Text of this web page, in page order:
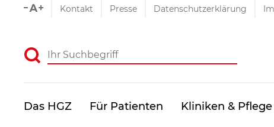
Schriftgrößen-Einstellung
Kontakt Presse Datenschutzerklärung
Absenden
Das HGZ Für Patienten Kliniken & Pflege